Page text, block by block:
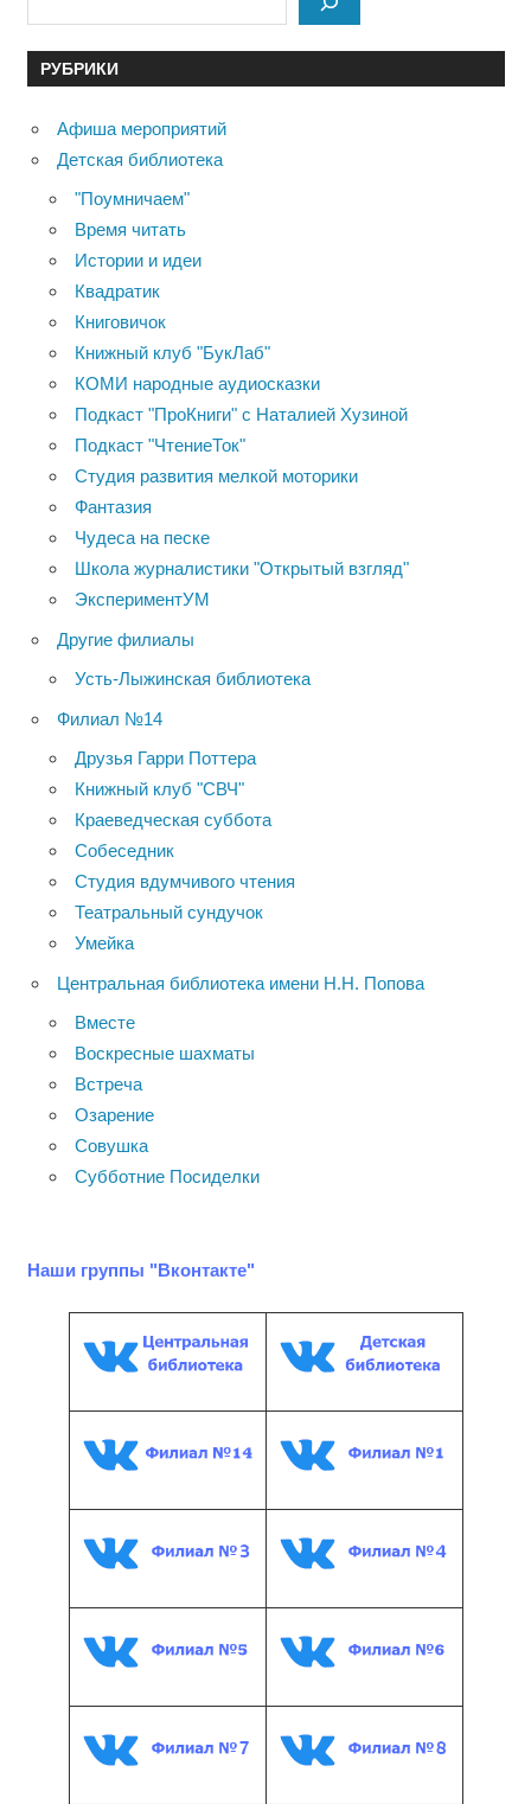
РУБРИКИ
Афиша мероприятий
Детская библиотека
"Поумничаем"
Время читать
Истории и идеи
Квадратик
Книговичок
Книжный клуб "БукЛаб"
КОМИ народные аудиосказки
Подкаст "ПроКниги" с Наталией Хузиной
Подкаст "ЧтениеТок"
Студия развития мелкой моторики
Фантазия
Чудеса на песке
Школа журналистики "Открытый взгляд"
ЭкспериментУМ
Другие филиалы
Усть-Лыжинская библиотека
Филиал №14
Друзья Гарри Поттера
Книжный клуб "СВЧ"
Краеведческая суббота
Собеседник
Студия вдумчивого чтения
Театральный сундучок
Умейка
Центральная библиотека имени Н.Н. Попова
Вместе
Воскресные шахматы
Встреча
Озарение
Совушка
Субботние Посиделки
Наши группы "Вконтакте"